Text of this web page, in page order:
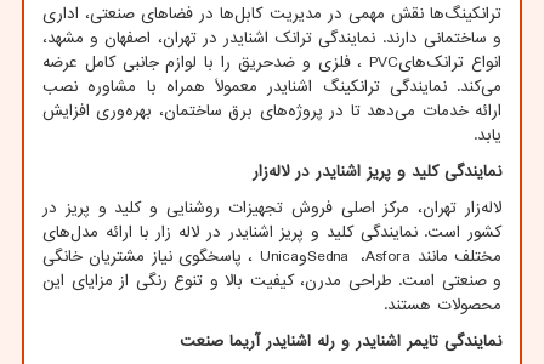
ترانکینگ‌ها نقش مهمی در مدیریت کابل‌ها در فضاهای صنعتی، اداری
و ساختمانی دارند. نمایندگی ترانک اشنایدر در تهران، اصفهان و مشهد،
انواع ترانک‌هایPVC ، فلزی و ضدحریق را با لوازم جانبی کامل عرضه
می‌کند. نمایندگی ترانکینگ اشنایدر معمولاً همراه با مشاوره نصب
ارائه خدمات می‌دهد تا در پروژه‌های برق ساختمان، بهره‌وری افزایش
یابد.
نمایندگی کلید و پریز اشنایدر در لاله‌زار
لاله‌زار تهران، مرکز اصلی فروش تجهیزات روشنایی و کلید و پریز در
کشور است. نمایندگی کلید و پریز اشنایدر در لاله زار با ارائه مدل‌های
مختلف مانند Asfora، SednaوUnica ، پاسخگوی نیاز مشتریان خانگی
و صنعتی است. طراحی مدرن، کیفیت بالا و تنوع رنگی از مزایای این
محصولات هستند.
نمایندگی تایمر اشنایدر و رله اشنایدر آریما صنعت